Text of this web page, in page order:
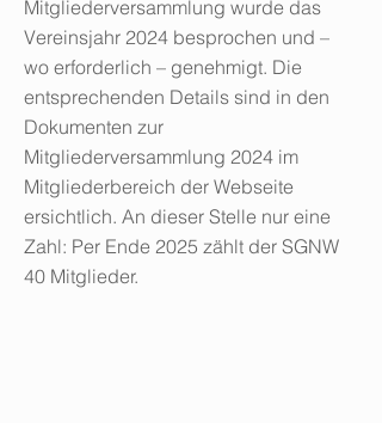
Mitgliederversammlung wurde das
Vereinsjahr 2024 besprochen und –
wo erforderlich – genehmigt. Die
entsprechenden Details sind in den
Dokumenten zur
Mitgliederversammlung 2024 im
Mitgliederbereich der Webseite
ersichtlich. An dieser Stelle nur eine
Zahl: Per Ende 2025 zählt der SGNW
40 Mitglieder.